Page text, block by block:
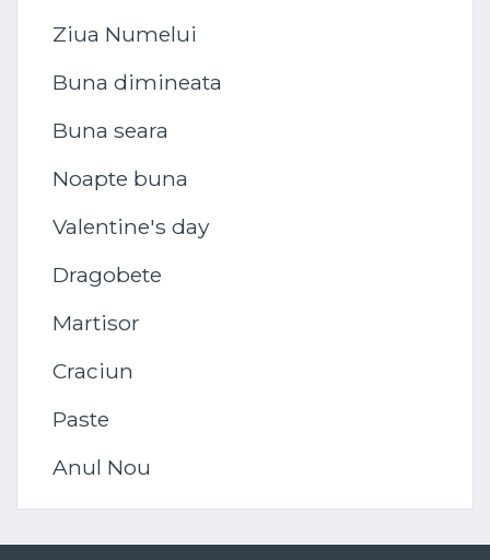
Ziua Numelui
Buna dimineata
Buna seara
Noapte buna
Valentine's day
Dragobete
Martisor
Craciun
Paste
Anul Nou